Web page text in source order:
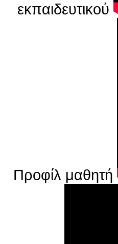
εκπαιδευτικού
Προφίλ μαθητή